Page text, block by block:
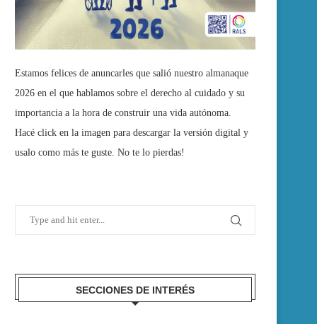
Estamos felices de anuncarles que salió nuestro almanaque
2026 en el que hablamos sobre el derecho al cuidado y su
importancia a la hora de construir una vida autónoma.
Hacé click en la imagen para descargar la versión digital y
usalo como más te guste. No te lo pierdas!
SECCIONES DE INTERÉS